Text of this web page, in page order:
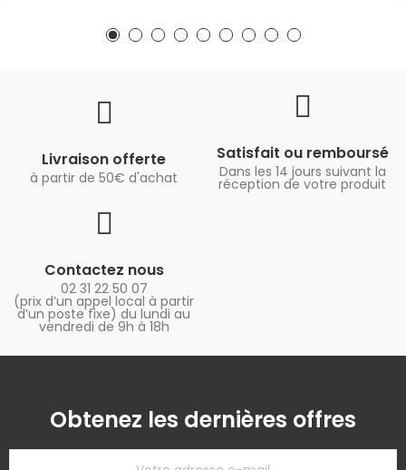
Livraison offerte
à partir de 50€ d'achat
Satisfait ou remboursé
Dans les 14 jours suivant la
réception de votre produit
Contactez nous
02 31 22 50 07
(prix d’un appel local à partir
d’un poste fixe) du lundi au
vendredi de 9h à 18h
Obtenez les dernières offres